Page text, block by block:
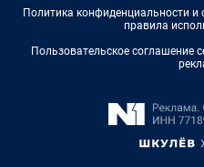
Политика конфиденциальности
правила
Пользовательское соглашение